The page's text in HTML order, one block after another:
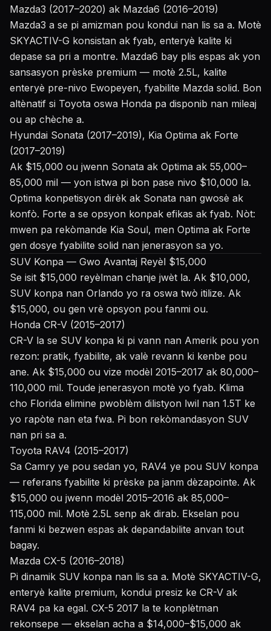
Mazda3 (2017–2020) ak Mazda6 (2016–2019)
Mazda3 a se pi amizman pou kondui nan lis sa a. Motè
SKYACTIV-G konsistan ak fyab, enteryè kalite ki
depase sa pri a montre. Mazda6 bay plis espas ak yon
sansasyon prèske premium — motè 2.5L, kalite
enteryè pre-nivo Ewopeyen, fyabilite Mazda solid. Bon
altènatif si Toyota oswa Honda pa disponib nan mileaj
ou ap chèche a.
Hyundai Sonata (2017–2019), Kia Optima ak Forte
(2017–2019)
Ak $15,000 ou jwenn Sonata ak Optima ak 55,000–
85,000 mil — yon istwa pi bon pase nivo $10,000 la.
Optima konpetisyon dirèk ak Sonata nan gwosè ak
konfò. Forte a se opsyon konpak efikas ak fyab. Nòt:
mwen pa rekòmande Kia Soul, men Optima ak Forte
gen dosye fyabilite solid nan jenerasyon sa yo.
SUV Konpa — Gwo Avantaj Reyèl $15,000
Se isit $15,000 reyèlman chanje jwèt la. Ak $10,000,
SUV konpa nan Orlando yo ra oswa twò itilize. Ak
$15,000, ou gen vrè opsyon pou fanmi ou.
Honda CR-V (2015–2017)
CR-V la se SUV konpa ki pi vann nan Amerik pou yon
rezon: pratik, fyabilite, ak valè revann ki kenbe pou
ane. Ak $15,000 ou vize modèl 2015–2017 ak 80,000–
110,000 mil. Toude jenerasyon motè yo fyab. Klima
cho Florida elimine pwoblèm dilistyon lwil nan 1.5T ke
yo rapòte nan eta fwa. Pi bon rekòmandasyon SUV
nan pri sa a.
Toyota RAV4 (2015–2017)
Sa Camry ye pou sedan yo, RAV4 ye pou SUV konpa
— referans fyabilite ki prèske pa janm dèzapointe. Ak
$15,000 ou jwenn modèl 2015–2016 ak 85,000–
115,000 mil. Motè 2.5L senp ak dirab. Ekselan pou
fanmi ki bezwen espas ak depandabilite anvan tout
bagay.
Mazda CX-5 (2016–2018)
Pi dinamik SUV konpa nan lis sa a. Motè SKYACTIV-G,
enteryè kalite premium, kondui presiz ke CR-V ak
RAV4 pa ka egal. CX-5 2017 la te konplètman
rekonsepe — ekselan acha a $14,000–$15,000 ak